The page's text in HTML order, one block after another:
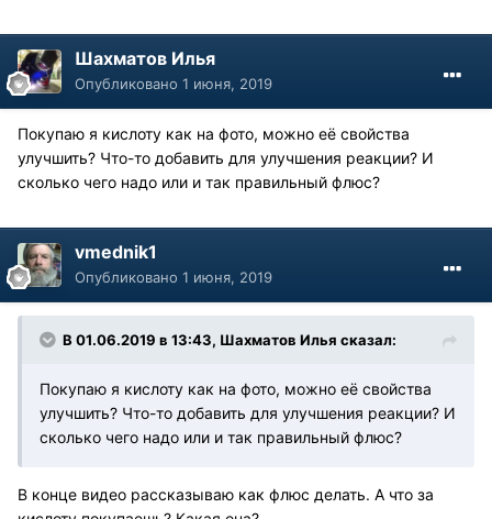
Шахматов Илья
Опубликовано 1 июня, 2019
Покупаю я кислоту как на фото, можно её свойства
улучшить? Что-то добавить для улучшения реакции? И
сколько чего надо или и так правильный флюс?
vmednik1
Опубликовано 1 июня, 2019
В 01.06.2019 в 13:43, Шахматов Илья сказал:
Покупаю я кислоту как на фото, можно её свойства
улучшить? Что-то добавить для улучшения реакции? И
сколько чего надо или и так правильный флюс?
В конце видео рассказываю как флюс делать. А что за